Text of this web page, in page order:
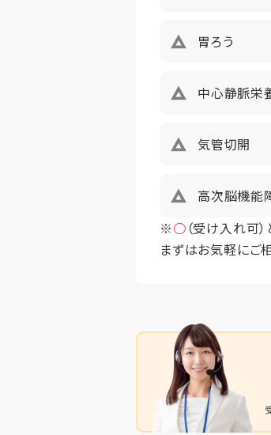
胃ろう
中心静脈栄
気管切開
高次脳機能
※○ （受け入れ可
まずはお気軽にご